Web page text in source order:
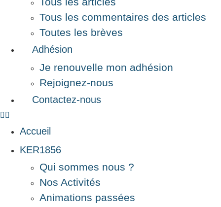
Tous les commentaires des articles
Toutes les brèves
Adhésion
Je renouvelle mon adhésion
Rejoignez-nous
Contactez-nous
Accueil
KER1856
Qui sommes nous ?
Nos Activités
Animations passées